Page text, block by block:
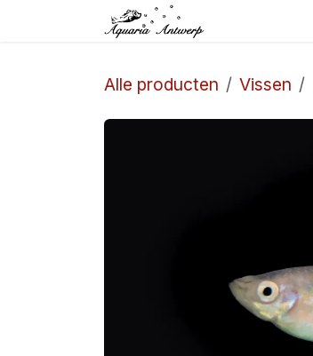
Overslaan naar inhoud
Alle producten Vissen